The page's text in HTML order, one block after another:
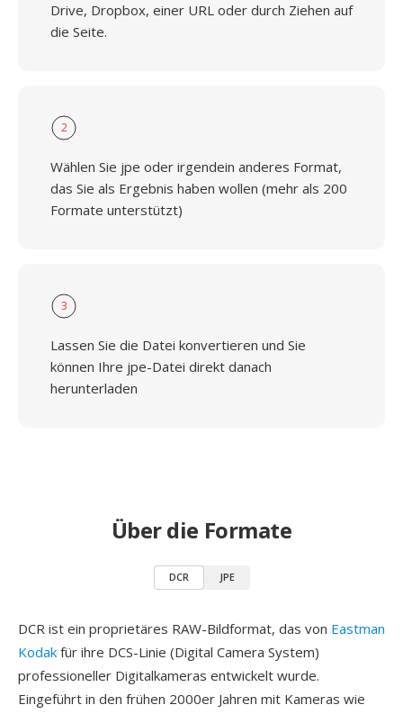
Drive, Dropbox, einer URL oder durch Ziehen auf
die Seite.
2
Wählen Sie jpe oder irgendein anderes Format,
das Sie als Ergebnis haben wollen (mehr als 200
Formate unterstützt)
3
Lassen Sie die Datei konvertieren und Sie
können Ihre jpe-Datei direkt danach
herunterladen
Über die Formate
DCR JPE
DCR ist ein proprietäres RAW-Bildformat, das von Eastman
Kodak für ihre DCS-Linie (Digital Camera System)
professioneller Digitalkameras entwickelt wurde.
Eingeführt in den frühen 2000er Jahren mit Kameras wie